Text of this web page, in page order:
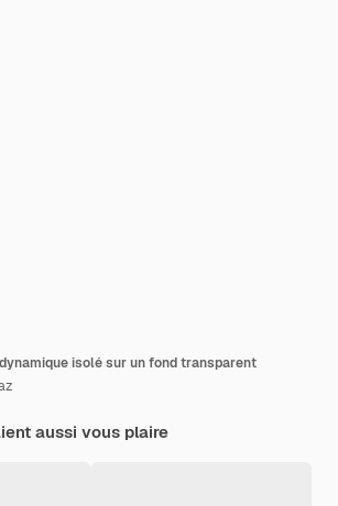
isolé sur un fond transparent
aussi vous plaire